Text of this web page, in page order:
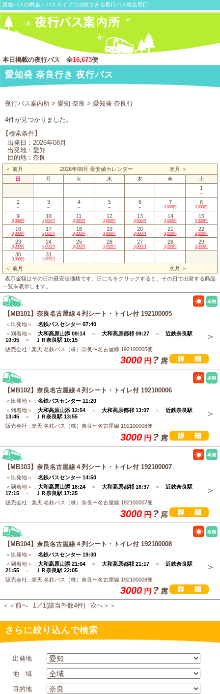
路線バスの料金・バスタイプで比較できる夜行バス総合窓口
本日掲載の夜行バス 全16,673便
愛知発 奈良行き 夜行バス
夜行バス案内所 > 愛知 奈良 > 愛知発 奈良行
4件が見つかりました。
【検索条件】
出発日：2026年08月
出発地：愛知
目的地：奈良
＜ 前月 2026年08月 最安値カレンダー
次月 ＞
日
月 火 水 木 金
土
1
－
2
－
3
－
4
－
5
－
6
－
7
3,000円
8
3,000円
9
3,000円
10
3,000円
11
3,000円
12
3,000円
13
3,000円
14
3,000円
15
3,000円
16
3,000円
17
3,000円
18
3,000円
19
3,000円
20
3,000円
21
3,000円
22
3,000円
23
3,000円
24
3,000円
25
3,000円
26
3,000円
27
3,000円
28
3,000円
29
3,000円
30
3,000円
31
3,000円
＜ 前月
次月 ＞
表示金額はその日の最安値価格です。日にちをクリックすると、その日で出発する商品
一覧を表示します。
【MB101】奈良名古屋線４列シート・トイレ付 192100005
＜出発地＞： 名鉄バスセンター 07:40
＜到着地＞： 大和高原山添 09:14 ＝ 大和高原都祁 09:27 ＝ 近鉄奈良駅
10:05 ＝
ＪＲ奈良駅 10:15
販売会社 : 楽天 名鉄バス（株）奈良〜名古屋線 192100005便
3000 円 ? 席
【MB102】奈良名古屋線４列シート・トイレ付 192100006
＜出発地＞： 名鉄バスセンター 11:20
＜到着地＞： 大和高原山添 12:54 ＝ 大和高原都祁 13:07 ＝ 近鉄奈良駅
13:45 ＝
ＪＲ奈良駅 13:55
販売会社 : 楽天 名鉄バス（株）奈良〜名古屋線 192100006便
3000 円 ? 席
【MB103】奈良名古屋線４列シート・トイレ付 192100007
＜出発地＞： 名鉄バスセンター 14:50
＜到着地＞： 大和高原山添 16:24 ＝ 大和高原都祁 16:37 ＝ 近鉄奈良駅
17:15 ＝
ＪＲ奈良駅 17:25
販売会社 : 楽天 名鉄バス（株）奈良〜名古屋線 192100007便
3000 円 ? 席
【MB104】奈良名古屋線４列シート・トイレ付 192100008
＜出発地＞： 名鉄バスセンター 19:30
＜到着地＞： 大和高原山添 21:04 ＝ 大和高原都祁 21:17 ＝ 近鉄奈良駅
21:55 ＝
ＪＲ奈良駅 22:05
販売会社 : 楽天 名鉄バス（株）奈良〜名古屋線 192100008便
3000 円 ? 席
＜＜前へ 1／1(該当件数4件) 次へ＞＞
さらに絞り込んで検索
出発地
地 域
目的地